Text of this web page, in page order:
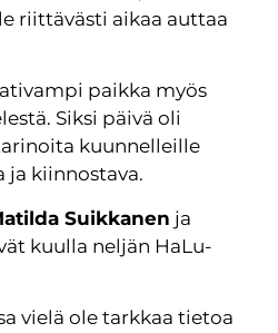
riittävästi aikaa auttaa
paikka myös
Siksi päivä oli
kuunnelleille
ja kiinnostava.
Suikkanen ja
kuulla neljän HaLu-
vielä ole tarkkaa tietoa